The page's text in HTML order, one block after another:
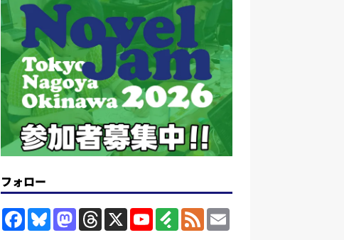
フォロー
F
a
B
l
M
a
T
h
X
Y
o
F
e
F
e
E
m